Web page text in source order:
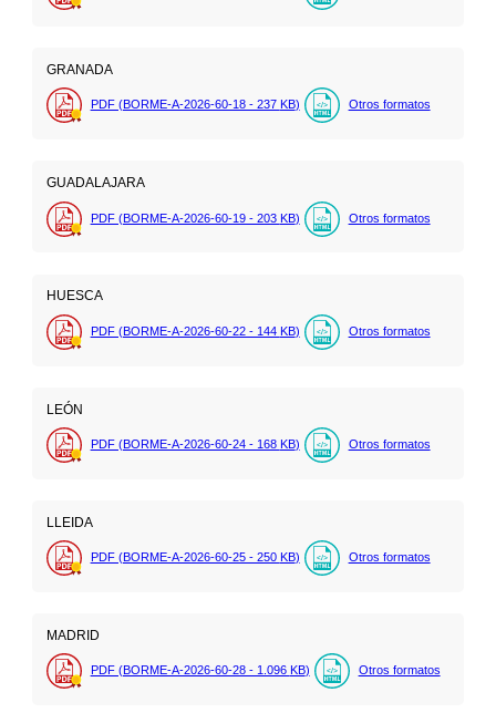
GRANADA
PDF (BORME-A-2026-60-18 - 237 KB) Otros formatos
GUADALAJARA
PDF (BORME-A-2026-60-19 - 203 KB) Otros formatos
HUESCA
PDF (BORME-A-2026-60-22 - 144 KB) Otros formatos
LEÓN
PDF (BORME-A-2026-60-24 - 168 KB) Otros formatos
LLEIDA
PDF (BORME-A-2026-60-25 - 250 KB) Otros formatos
MADRID
PDF (BORME-A-2026-60-28 - 1.096 KB) Otros formatos